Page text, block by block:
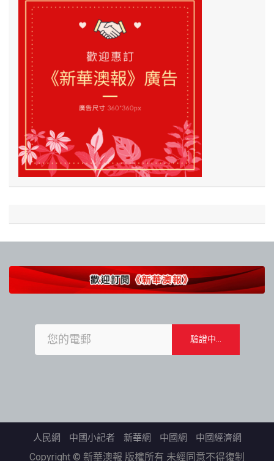
人民網 中國小記者 新華網 中國網 中國經濟網
Copyright © 新華澳報 版權所有 未經同意不得復制